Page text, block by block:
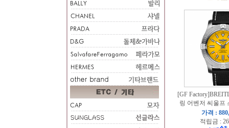
[GF
링 어벤저 씨울프
가격 :
적립금 :